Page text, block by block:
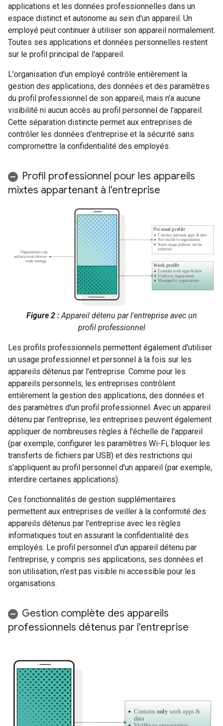
applications et les données professionnelles dans un
espace distinct et autonome au sein d'un appareil. Un
employé peut continuer à utiliser son appareil normalement.
Toutes ses applications et données personnelles restent
sur le profil principal de l'appareil.
L'organisation d'un employé contrôle entièrement la
gestion des applications, des données et des paramètres
du profil professionnel de son appareil, mais n'a aucune
visibilité ni aucun accès au profil personnel de l'appareil.
Cette séparation distincte permet aux entreprises de
contrôler les données d'entreprise et la sécurité sans
compromettre la confidentialité des employés.
Profil professionnel pour les appareils
mixtes appartenant à l'entreprise
Figure 2 :Appareil détenu par l'entreprise avec un
profil professionnel
Les profils professionnels permettent également d'utiliser
un usage professionnel et personnel à la fois sur les
appareils détenus par l'entreprise. Comme pour les
appareils personnels, les entreprises contrôlent
entièrement la gestion des applications, des données et
des paramètres d'un profil professionnel. Avec un appareil
détenu par l'entreprise, les entreprises peuvent également
appliquer de nombreuses règles à l'échelle de l'appareil
(par exemple, configurer les paramètres Wi-Fi, bloquer les
transferts de fichiers par USB) et des restrictions qui
s'appliquent au profil personnel d'un appareil (par exemple,
interdire certaines applications).
Ces fonctionnalités de gestion supplémentaires
permettent aux entreprises de veiller à la conformité des
appareils détenus par l'entreprise avec les règles
informatiques tout en assurant la confidentialité des
employés. Le profil personnel d'un appareil détenu par
l'entreprise, y compris ses applications, ses données et
son utilisation, n'est pas visible ni accessible pour les
organisations.
Gestion complète des appareils
professionnels détenus par l'entreprise